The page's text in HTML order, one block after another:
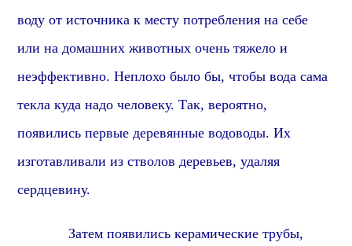
воду от источника к месту потребления на себе
или на домашних животныхочень тяжело и
неэффективно. Неплохо было бы, чтобы вода сама
текла куда надо человеку. Так,вероятно,
появились первые деревянные водоводы. Их
изготавливали из стволов деревьев, удаляя
сердцевину.
Затем появились керамические трубы,